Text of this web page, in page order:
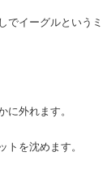
でイーグルというミ
外れます。
を沈めます。